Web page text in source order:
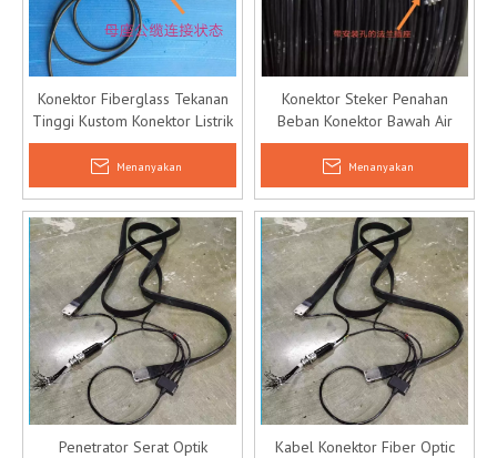
Konektor Fiberglass Tekanan
Tinggi Kustom Konektor Listrik
Bawah Laut
Menanyakan
Konektor Steker Penahan
Beban Konektor Bawah Air
untuk ROV
Menanyakan
Penetrator Serat Optik
Kabel Konektor Fiber Optic